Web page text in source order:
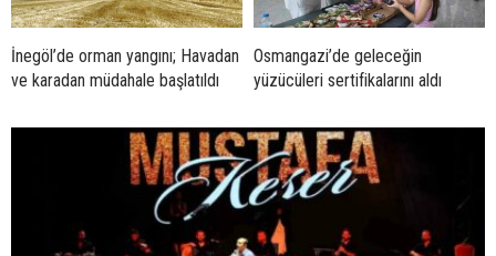
İnegöl’de orman yangını; Havadan
ve karadan müdahale başlatıldı
Osmangazi’de geleceğin
yüzücüleri sertifikalarını aldı